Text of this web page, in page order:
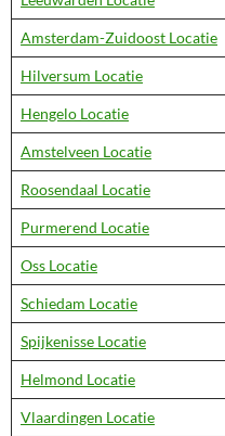
Amsterdam-Zuidoost Locatie
Hilversum Locatie
Hengelo Locatie
Amstelveen Locatie
Roosendaal Locatie
Purmerend Locatie
Oss Locatie
Schiedam Locatie
Spijkenisse Locatie
Helmond Locatie
Vlaardingen Locatie